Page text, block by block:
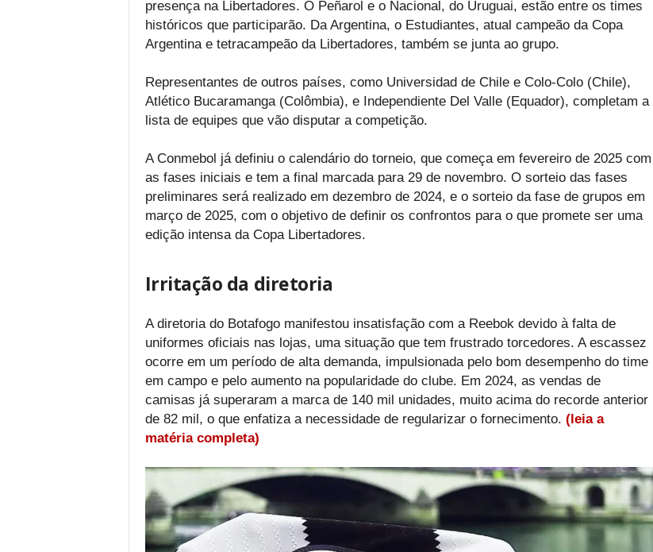
presença na Libertadores. O Peñarol e o Nacional, do Uruguai, estão entre os times
históricos que participarão. Da Argentina, o Estudiantes, atual campeão da Copa
Argentina e tetracampeão da Libertadores, também se junta ao grupo.
Representantes de outros países, como Universidad de Chile e Colo-Colo (Chile),
Atlético Bucaramanga (Colômbia), e Independiente Del Valle (Equador), completam a
lista de equipes que vão disputar a competição.
A Conmebol já definiu o calendário do torneio, que começa em fevereiro de 2025 com
as fases iniciais e tem a final marcada para 29 de novembro. O sorteio das fases
preliminares será realizado em dezembro de 2024, e o sorteio da fase de grupos em
março de 2025, com o objetivo de definir os confrontos para o que promete ser uma
edição intensa da Copa Libertadores.
Irritação da diretoria
A diretoria do Botafogo manifestou insatisfação com a Reebok devido à falta de
uniformes oficiais nas lojas, uma situação que tem frustrado torcedores. A escassez
ocorre em um período de alta demanda, impulsionada pelo bom desempenho do time
em campo e pelo aumento na popularidade do clube. Em 2024, as vendas de
camisas já superaram a marca de 140 mil unidades, muito acima do recorde anterior
de 82 mil, o que enfatiza a necessidade de regularizar o fornecimento. (leia a
matéria completa)